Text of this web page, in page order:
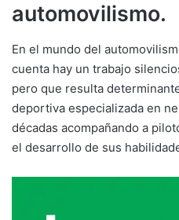
automovilismo.
En el mundo del
cuenta hay un trabajo
pero que resulta
deportiva especializada en
décadas acompañando a
el desarrollo de sus